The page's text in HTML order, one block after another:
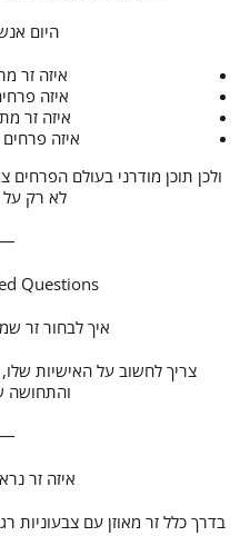
היום
איזה זר
איזה
איזה זר
איזה
ולכן תוכן מודרני בעולם
לא רק על SEO קלאסי.
Questions
איך לבחור זר
צריך לחשוב על האישיות
והתחושה
איזה זר
בדרך כלל זר מאוזן עם צבעוניות